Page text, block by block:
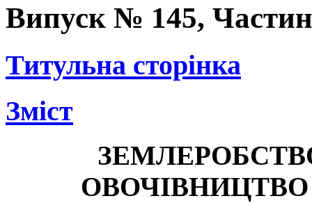
Випуск № 145,
Титульна сторінка
Зміст